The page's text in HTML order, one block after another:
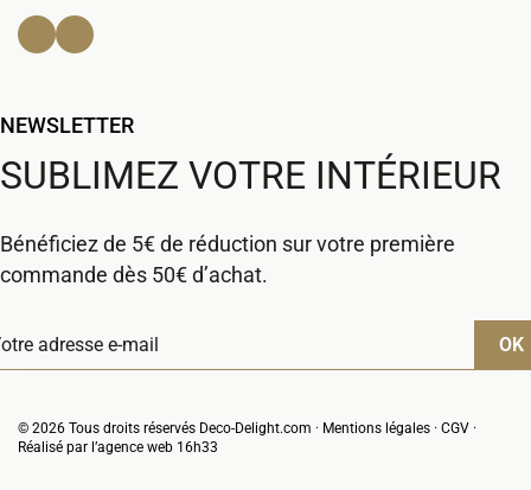
Facebook
NEWSLETTER
SUBLIMEZ VOTRE INTÉRIEUR
Bénéficiez de 5€ de réduction sur votre première
commande dès 50€ d’achat.
© 2026 Tous droits réservés Deco-Delight.com · Mentions légales · CGV ·
Réalisé par l’agence web 16h33